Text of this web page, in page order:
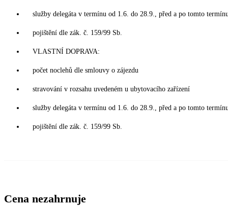
služby delegáta v termínu od 1.6. do 28.9., před a po tomto
pojištění dle zák. č. 159/99 Sb.
VLASTNÍ DOPRAVA:
počet noclehů dle smlouvy o zájezdu
stravování v rozsahu uvedeném u ubytovacího zařízení
služby delegáta v termínu od 1.6. do 28.9., před a po tomto
pojištění dle zák. č. 159/99 Sb.
Cena nezahrnuje